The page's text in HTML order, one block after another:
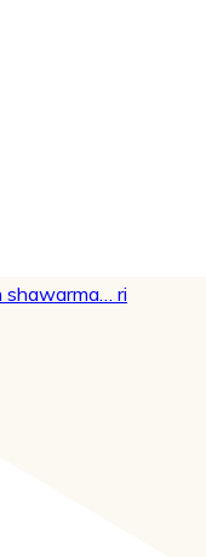
shawarma… ri